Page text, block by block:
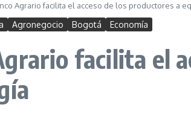
Agrario facilita el acceso de los productores a
Agronegocio Bogotá Economía
facilita el